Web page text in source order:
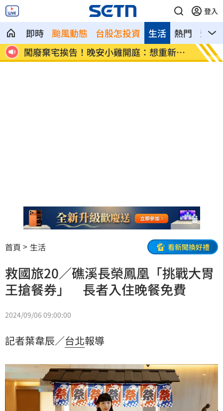
登入
即時 颱風動態 台股怎投資 熱門 影音
生活
人
闖廢棄宅挨告！晚安小雞開庭：想重新做
人
翁曉
首頁 生活 看新聞換好禮
救國旅20／礁溪長榮鳳凰「挑戰大胃
王搶餐券」 長者入住晚餐免費
2024/09/06 09:00:00
記者葉韋辰／台北報導